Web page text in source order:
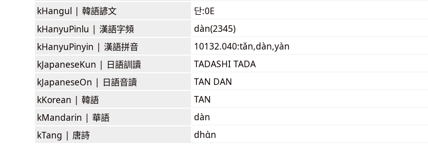
kHangul | 韓語諺文
단:0E
kHanyuPinlu | 漢語字頻
dàn(2345)
kHanyuPinyin | 漢語拼音
10132.040:tǎn,dàn,yàn
kJapaneseKun | 日語訓讀
TADASHI TADA
kJapaneseOn | 日語音讀
TAN DAN
kKorean | 韓語
TAN
kMandarin | 華語
dàn
kTang | 唐詩
dhɑ̀n